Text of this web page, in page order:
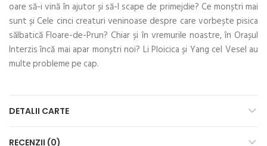
oare să-i vină în ajutor și să-l scape de primejdie? Ce monștri mai
sunt și Cele cinci creaturi veninoase despre care vorbește pisica
sălbatică Floare-de-Prun? Chiar și în vremurile noastre, în Orașul
Interzis încă mai apar monștri noi? Li Ploicica și Yang cel Vesel au
multe probleme pe cap.
DETALII CARTE
RECENZII (0)